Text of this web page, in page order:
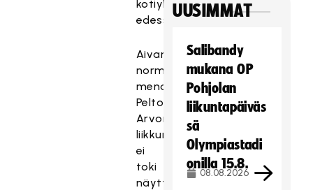
kotiyleisön
edessä.
Aivan
normaalilta
menolta
Pelto-
Arvon
liikkuminen
ei
toki
näyttänyt.
UUSIMMAT
Salibandy
mukana OP
Pohjolan
liikuntapäiväs
sä
Olympiastadi
onilla 15.8.
08.08.2026